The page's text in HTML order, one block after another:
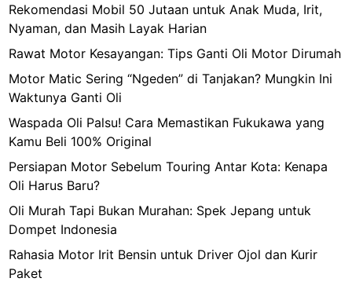
Rekomendasi Mobil 50 Jutaan untuk Anak Muda, Irit,
Nyaman, dan Masih Layak Harian
Rawat Motor Kesayangan: Tips Ganti Oli Motor Dirumah
Motor Matic Sering “Ngeden” di Tanjakan? Mungkin Ini
Waktunya Ganti Oli
Waspada Oli Palsu! Cara Memastikan Fukukawa yang
Kamu Beli 100% Original
Persiapan Motor Sebelum Touring Antar Kota: Kenapa
Oli Harus Baru?
Oli Murah Tapi Bukan Murahan: Spek Jepang untuk
Dompet Indonesia
Rahasia Motor Irit Bensin untuk Driver Ojol dan Kurir
Paket